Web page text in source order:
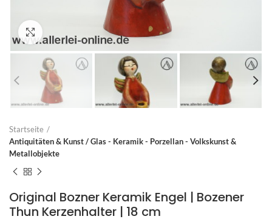
Zum Vergrößern anklicken
Startseite
Antiquitäten & Kunst / Glas - Keramik - Porzellan - Volkskunst &
Metallobjekte
Original Bozner Keramik Engel | Bozener
Thun Kerzenhalter | 18 cm